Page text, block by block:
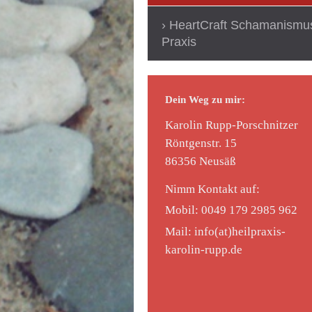
HeartCraft
Praxis
Dein Weg zu mir:
Karolin Rupp-Porschnitzer
Röntgenstr. 15
86356 Neusäß
Nimm Kontakt auf:
Mobil: 0049 179 2985 962
Mail: info(at)heilpraxis-
karolin-rupp.de